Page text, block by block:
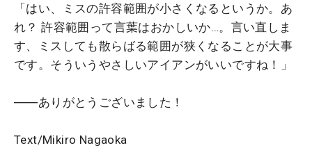
「はい、ミスの許容範囲が小さくなるというか。あ
れ？ 許容範囲って言葉はおかしいか…。言い直しま
す、ミスしても散らばる範囲が狭くなることが大事
です。そういうやさしいアイアンがいいですね！」
――ありがとうございました！
Text/Mikiro Nagaoka